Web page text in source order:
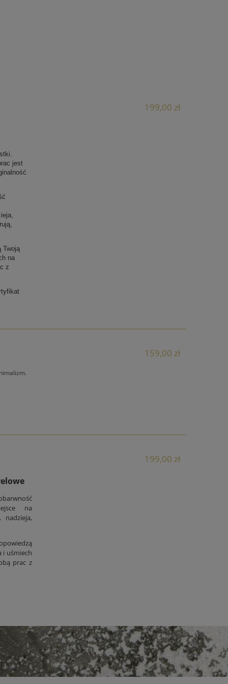
jest
Twoją
na
z
199,00 zł
159,00 zł
na
nadzieja,
i uśmiech
prac z
199,00 zł